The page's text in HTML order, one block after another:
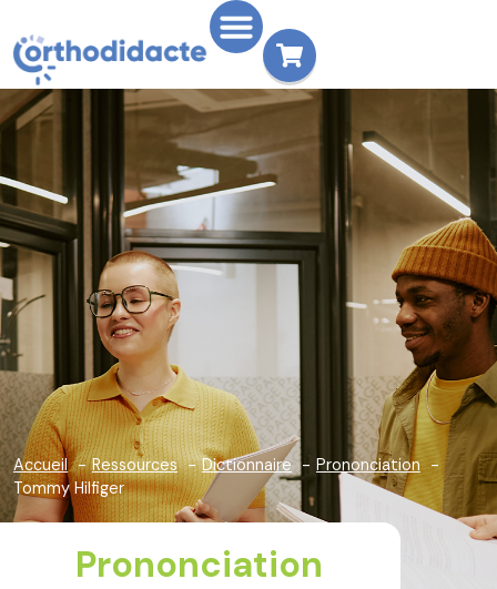
Accueil Ressources Dictionnaire
Prononciation
Tommy Hilfiger
Prononciation